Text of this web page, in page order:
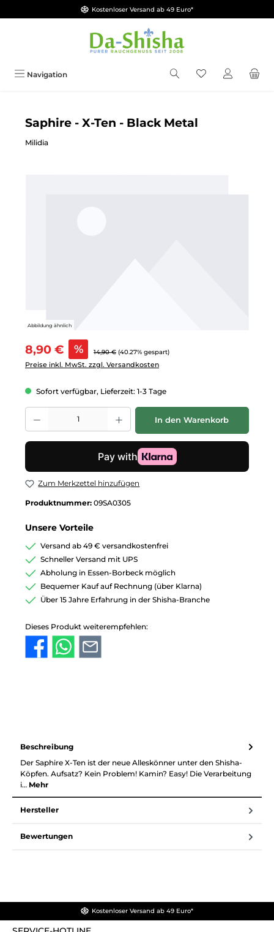
Zum Hauptinhalt springenKostenloser Versand ab 49 Euro*
Navigation Du hast 0
Saphire - X-Ten - Black Metal
Milidia
Abbildung ähnlich
Verkaufspreis:
8,90 € % Regulärer Preis:
14,90 € (40.27% gespart)
Preise inkl. MwSt. zzgl. Versandkosten
Sofort verfügbar, Lieferzeit: 1-3 Tage
Produkt Anzahl: Gib den gewünschten Wert ein oder benutze die
In den Warenkorb
Zum Merkzettel hinzufügen
Produktnummer: 09SA0305
Unsere Vorteile
Versand ab 49 € versandkostenfrei
Schneller Versand mit UPS
Abholung in Essen-Borbeck möglich
Bequemer Kauf auf Rechnung (über Klarna)
Über 15 Jahre Erfahrung in der Shisha-Branche
Dieses Produkt weiterempfehlen:
Beschreibung
Der Saphire X-Ten ist der neue Alleskönner unter den Shisha-
Köpfen. Aufsatz? Kein Problem! Kamin? Easy! Die Verarbeitung
i… Mehr
Hersteller
Bewertungen
Kostenloser Versand ab 49 Euro*